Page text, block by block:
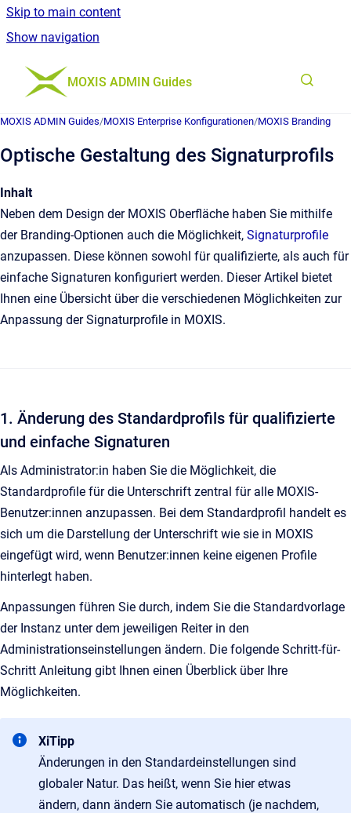
Skip to main content
Show navigation
Go to homepage
MOXIS ADMIN Guides
MOXIS ADMIN Guides/MOXIS Enterprise Konfigurationen/MOXIS Branding
Optische Gestaltung des Signaturprofils
Inhalt
Neben dem Design der MOXIS Oberfläche haben Sie mithilfe
der Branding-Optionen auch die Möglichkeit, Signaturprofile
anzupassen. Diese können sowohl für qualifizierte, als auch für
einfache Signaturen konfiguriert werden. Dieser Artikel bietet
Ihnen eine Übersicht über die verschiedenen Möglichkeiten zur
Anpassung der Signaturprofile in MOXIS.
1. Änderung des Standardprofils für qualifizierte
und einfache Signaturen
Als Administrator:in haben Sie die Möglichkeit, die
Standardprofile für die Unterschrift zentral für alle MOXIS-
Benutzer:innen anzupassen. Bei dem Standardprofil handelt es
sich um die Darstellung der Unterschrift wie sie in MOXIS
eingefügt wird, wenn Benutzer:innen keine eigenen Profile
hinterlegt haben.
Anpassungen führen Sie durch, indem Sie die Standardvorlage
der Instanz unter dem jeweiligen Reiter in den
Administrationseinstellungen ändern. Die folgende Schritt-für-
Schritt Anleitung gibt Ihnen einen Überblick über Ihre
Möglichkeiten.
XiTipp
Änderungen in den Standardeinstellungen sind
globaler Natur. Das heißt, wenn Sie hier etwas
ändern, dann ändern Sie automatisch (je nachdem,